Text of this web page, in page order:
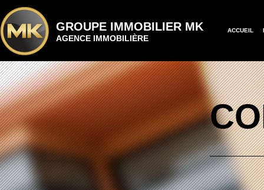
GROUPE IMMOBILIER MK
AGENCE IMMOBILIÈRE
ACCUEIL